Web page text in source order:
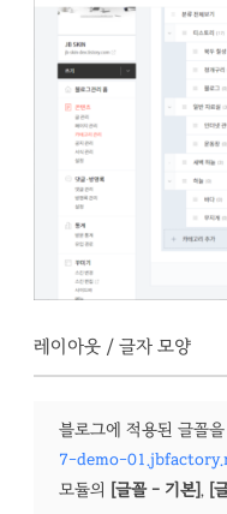
레이아웃 / 글자 모양
블로그에 적용된 글꼴
7-demo-
모듈의 [글꼴 - 기본], [